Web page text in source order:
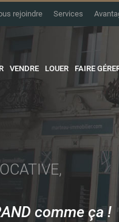
rejoindre Services
VENDRE LOUER FAIRE
comme ça !